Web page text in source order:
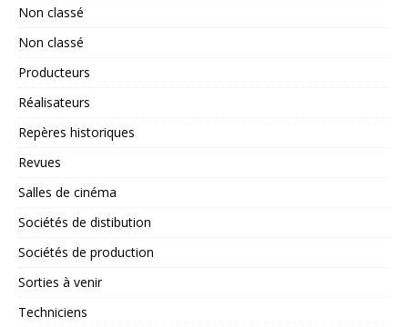
Non classé
Non classé
Producteurs
Réalisateurs
Repères historiques
Revues
Salles de cinéma
Sociétés de distibution
Sociétés de production
Sorties à venir
Techniciens